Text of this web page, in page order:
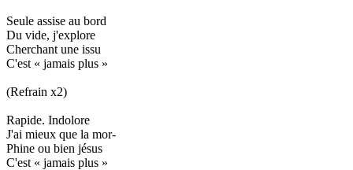
Seule assise au bord
Du vide, j'explore
Cherchant une issu
C'est « jamais plus »
(Refrain x2)
Rapide. Indolore
J'ai mieux que la mor-
Phine ou bien jésus
C'est « jamais plus »